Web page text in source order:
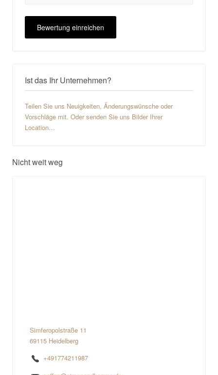
Ist das Ihr Unternehmen?
Teilen Sie uns Neuigkeiten, Änderungswünsche oder
Vorschläge mit. Oder senden Sie uns Bilder Ihrer
Location…
Nicht weit weg
Simferopolstraße 11
69115 Heidelberg
+491774211987